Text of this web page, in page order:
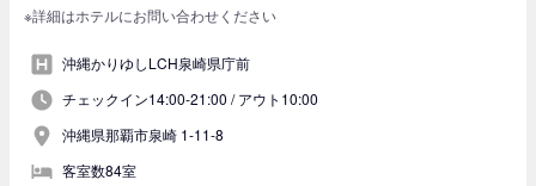
※詳細はホテルにお問い合わせください
沖縄かりゆしLCH泉崎県庁前
チェックイン14:00-21:00 /アウト10:00
沖縄県那覇市泉崎 1-11-8
客室数84室